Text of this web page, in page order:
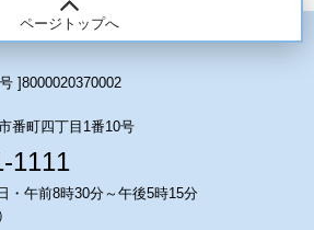
ページトップへ
]8000020370002
番町四丁目1番10号
1111
・午前8時30分～午後5時15分